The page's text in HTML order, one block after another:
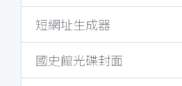
短網址生成器
國史館光碟封面